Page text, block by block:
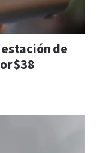
de
$38